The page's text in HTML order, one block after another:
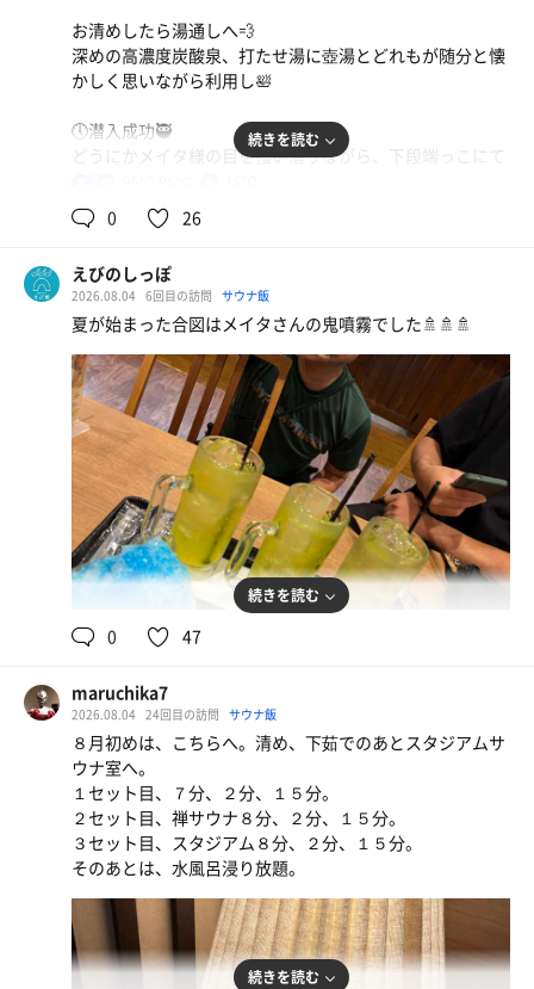
コテ野菜ラーメン
チャーシューまぶしを添えて 塩分補給に最適。トロ追
水
に、サウナーたちのボルテージも限界突破です。
仕上げは、キューゲルが溶けた氷水を一気にサウナストー
げながら完走しました。
そして外気浴。ととのいチェアで天を仰いでいると、優し
くそよぐ風……見上げると、メイタさんがブロワーを絶妙
な弱風にしてクールスイングをしてくれていました。
さっきまで暴走族コールを決めていたブロワーが、今はこ
んなにも愛おしい。
涼しい夜風とメイタさんの「やさしいブロワー風」に包ま
れながら、今夜も完璧にクレイジーにととのいました。湯
の郷の夏、最高です！
イオンウォーター
お清めしたら湯通しへ💨
深めの高濃度炭酸泉、打たせ湯に壺湯とどれもが随分と懐
かしく思いながら利用し🛀
🕔潜入成功🥷
どうにかメイタ様の目を掻い潜りながら、下段端っこにて
口上開始直後に気付かれたので、唯一私だけ持ち込んだ推
し活タオル広げて返事をし🟩
室内に広げていき☁
続け様にケロ、聞きそびれたけど薬草系アロマ、そしてホ
ーリーフのアロマをロウリュし、団扇で次々と扇がれてい
き🍃
🕖真夜中の太陽
サウナ室前にかがり火がつき、懐かしきムードが出てきて
🔥
まずはレモングラスとほうじ茶の噴霧から🚿
バケツ一つ空にするほど大量に吹き回し、その上で幾度と
なくロウリュ＆ブロワーによる熱風を繰り出していき🌪
皆が『いけない太陽』の曲に合わせて拍手する中、私は隙
あらば推し活タオルを掲げてましたが、タオル自体が次第
に熱さを伴っていって🥵
こちらもどうにか二段目端っこにて耐え抜きました😓
シャワーや掛水をしてから水風呂へ⤵️
備長炭濾過＆『氷的クール』のコンボ、シンプルながらも
キーンとした冷たさが薄水色な風呂の中で感じられ🥶
浴室内、露天側にある椅子や寝転びスペースにて休憩🧎🏻
クールスイングに来られたメイタ様に感謝述べつつ、それ
なりに有意義な休みを済ませたなと、そこそこ涼しい夜風
が吹く中、施設を後にするのでした👜
続きを読む
0 26
えびのしっぽ
2026.08.04 6回目の訪問 サウナ飯
夏が始まった合図はメイタさんの鬼噴霧でした🚿🚿🚿
続きを読む
0 47
maruchika7
2026.08.04 24回目の訪問 サウナ飯
８月初めは、こちらへ。清め、下茹でのあとスタジアムサ
ウナ室へ。
１セット目、７分、２分、１５分。
２セット目、禅サウナ８分、２分、１５分。
３セット目、スタジアム８分、２分、１５分。
そのあとは、水風呂浸り放題。
続きを読む